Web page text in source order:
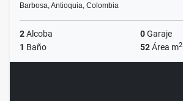
Barbosa, Antioquia, Colombia
2Alcoba 0Garaje
1 Baño 52Área m2